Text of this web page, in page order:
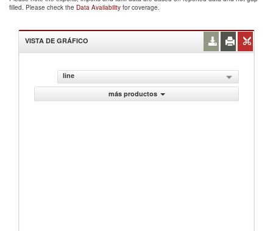
filled. Please check the Data Availability for coverage.
VISTA DE GRÁFICO
line
más productos